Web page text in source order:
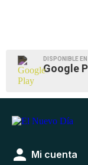
DISPONIBLE EN
Google
Mi cuenta